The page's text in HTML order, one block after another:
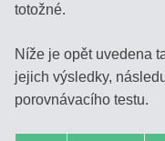
totožné.
Níže je opět uvedena
jejich výsledky,
porovnávacího testu.